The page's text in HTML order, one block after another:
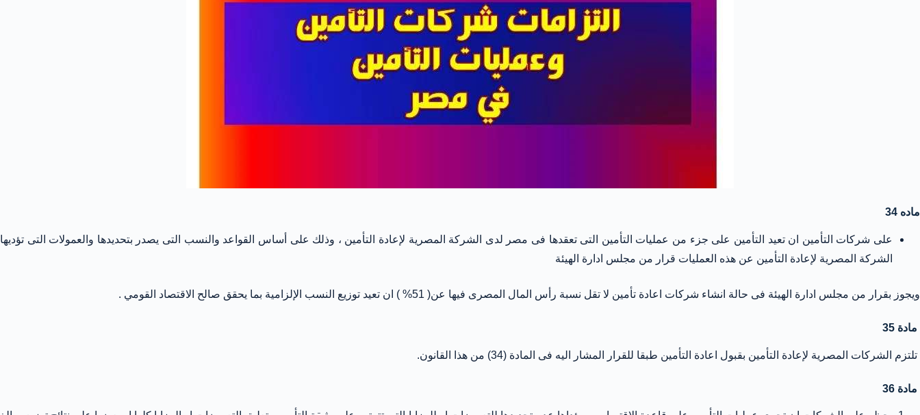
ماده 34
على شركات التأمين ان تعيد التأمين على جزء من عمليات التأمين التى تعقدها فى مصر لدى الشركة المصرية لإعادة التأمين ، وذلك على أساس القواعد والنسب التى يصدر بتحديدها والعمولات التى تؤديها
الشركة المصرية لإعادة التأمين عن هذه العمليات قرار من مجلس ادارة الهيئة
ويجوز بقرار من مجلس ادارة الهيئة فى حالة انشاء شركات اعادة تأمين لا تقل نسبة رأس المال المصرى فيها عن( 51% ) ان تعيد توزيع النسب الإلزامية بما يحقق صالح الاقتصاد القومي .
مادة 35
تلتزم الشركات المصرية لإعادة التأمين بقبول اعادة التأمين طبقا للقرار المشار اليه فى المادة (34) من هذا القانون.
مادة 36